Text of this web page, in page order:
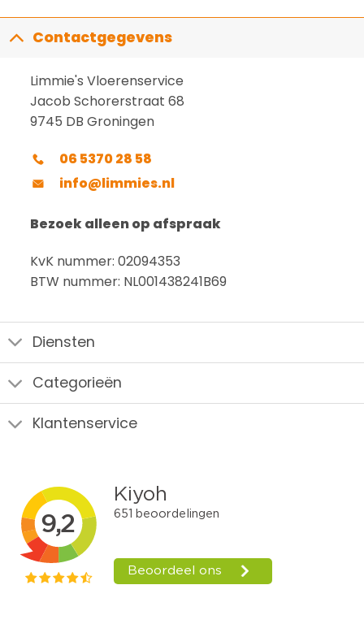
Contactgegevens
Limmie's Vloerenservice
Jacob Schorerstraat 68
9745 DB Groningen
06 5370 28 58
info@limmies.nl
Bezoek alleen op afspraak
KvK nummer: 02094353
BTW nummer: NL001438241B69
Diensten
Categorieën
Klantenservice